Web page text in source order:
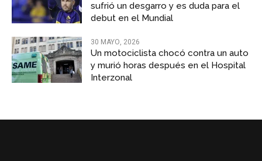
sufrió un desgarro y es duda para el
debut en el Mundial
30 MAYO, 2026
Un motociclista chocó contra un auto
y murió horas después en el Hospital
Interzonal